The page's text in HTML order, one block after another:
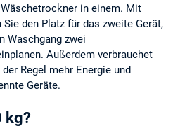
in einem. Mit
den Platz für das zweite Gerät,
Waschgang zwei
Außerdem verbrauchet
Regel mehr Energie und
Geräte.
kg?